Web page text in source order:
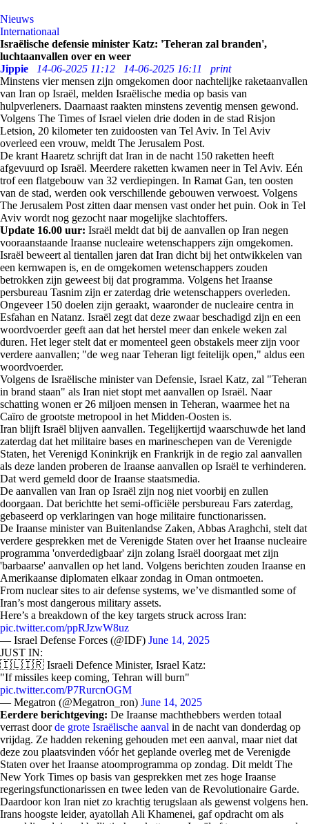
Nieuws
Internationaal
Israëlische defensie minister Katz: 'Teheran zal branden',
luchtaanvallen over en weer
Jippie
14-06-2025 11:12 14-06-2025 16:11
print
Minstens vier mensen zijn omgekomen door nachtelijke raketaanvallen
van Iran op Israël, melden Israëlische media op basis van
hulpverleners. Daarnaast raakten minstens zeventig mensen gewond.
Volgens The Times of Israel vielen drie doden in de stad Risjon
Letsion, 20 kilometer ten zuidoosten van Tel Aviv. In Tel Aviv
overleed een vrouw, meldt The Jerusalem Post.
De krant Haaretz schrijft dat Iran in de nacht 150 raketten heeft
afgevuurd op Israël. Meerdere raketten kwamen neer in Tel Aviv. Eén
trof een flatgebouw van 32 verdiepingen. In Ramat Gan, ten oosten
van de stad, werden ook verschillende gebouwen verwoest. Volgens
The Jerusalem Post zitten daar mensen vast onder het puin. Ook in Tel
Aviv wordt nog gezocht naar mogelijke slachtoffers.
Update 16.00 uur: Israël meldt dat bij de aanvallen op Iran negen
vooraanstaande Iraanse nucleaire wetenschappers zijn omgekomen.
Israël beweert al tientallen jaren dat Iran dicht bij het ontwikkelen van
een kernwapen is, en de omgekomen wetenschappers zouden
betrokken zijn geweest bij dat programma. Volgens het Iraanse
persbureau Tasnim zijn er zaterdag drie wetenschappers overleden.
Ongeveer 150 doelen zijn geraakt, waaronder de nucleaire centra in
Esfahan en Natanz. Israël zegt dat deze zwaar beschadigd zijn en een
woordvoerder geeft aan dat het herstel meer dan enkele weken zal
duren. Het leger stelt dat er momenteel geen obstakels meer zijn voor
verdere aanvallen; "de weg naar Teheran ligt feitelijk open," aldus een
woordvoerder.
Volgens de Israëlische minister van Defensie, Israel Katz, zal "Teheran
in brand staan" als Iran niet stopt met aanvallen op Israël. Naar
schatting wonen er 26 miljoen mensen in Teheran, waarmee het na
Caïro de grootste metropool in het Midden-Oosten is.
Iran blijft Israël blijven aanvallen. Tegelijkertijd waarschuwde het land
zaterdag dat het militaire bases en marineschepen van de Verenigde
Staten, het Verenigd Koninkrijk en Frankrijk in de regio zal aanvallen
als deze landen proberen de Iraanse aanvallen op Israël te verhinderen.
Dat werd gemeld door de Iraanse staatsmedia.
De aanvallen van Iran op Israël zijn nog niet voorbij en zullen
doorgaan. Dat berichtte het semi-officiële persbureau Fars zaterdag,
gebaseerd op verklaringen van hoge militaire functionarissen.
De Iraanse minister van Buitenlandse Zaken, Abbas Araghchi, stelt dat
verdere gesprekken met de Verenigde Staten over het Iraanse nucleaire
programma 'onverdedigbaar' zijn zolang Israël doorgaat met zijn
'barbaarse' aanvallen op het land. Volgens berichten zouden Iraanse en
Amerikaanse diplomaten elkaar zondag in Oman ontmoeten.
From nuclear sites to air defense systems, we’ve dismantled some of
Iran’s most dangerous military assets.
Here’s a breakdown of the key targets struck across Iran:
pic.twitter.com/ppRJzwW8uz
— Israel Defense Forces (@IDF) June 14, 2025
JUST IN:
🇮🇱🇮🇷 Israeli Defence Minister, Israel Katz:
"If missiles keep coming, Tehran will burn"
pic.twitter.com/P7RurcnOGM
— Megatron (@Megatron_ron) June 14, 2025
Eerdere berichtgeving: De Iraanse machthebbers werden totaal
verrast doorde grote Israëlische aanval in de nacht van donderdag op
vrijdag. Ze hadden rekening gehouden met een aanval, maar niet dat
deze zou plaatsvinden vóór het geplande overleg met de Verenigde
Staten over het Iraanse atoomprogramma op zondag. Dit meldt The
New York Times op basis van gesprekken met zes hoge Iraanse
regeringsfunctionarissen en twee leden van de Revolutionaire Garde.
Daardoor kon Iran niet zo krachtig terugslaan als gewenst volgens hen.
Irans hoogste leider, ayatollah Ali Khamenei, gaf opdracht om als